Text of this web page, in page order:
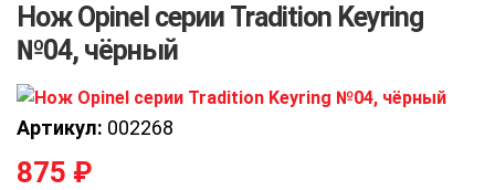
Нож Opinel серии Tradition Keyring
№04, чёрный
Артикул: 002268
875 ₽